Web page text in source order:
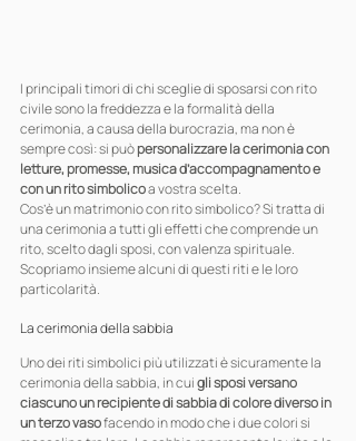
I principali timori di chi sceglie di sposarsi con rito
civile sono la freddezza e la formalità della
cerimonia, a causa della burocrazia, ma non è
sempre così: si può personalizzare la cerimonia con
letture, promesse, musica d’accompagnamento e
con un rito simbolico a vostra scelta.
Cos’è un matrimonio con rito simbolico? Si tratta di
una cerimonia a tutti gli effetti che comprende un
rito, scelto dagli sposi, con valenza spirituale.
Scopriamo insieme alcuni di questi riti e le loro
particolarità.
La cerimonia della sabbia
Uno dei riti simbolici più utilizzati è sicuramente la
cerimonia della sabbia, in cui gli sposi versano
ciascuno un recipiente di sabbia di colore diverso in
un terzo vaso facendo in modo che i due colori si